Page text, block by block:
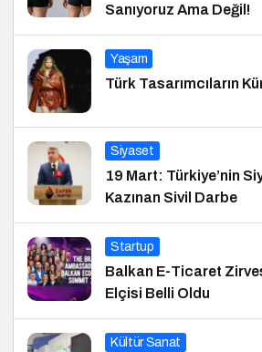
Sanıyoruz Ama Değil!
Yaşam
Türk Tasarımcıların
Siyaset
19 Mart: Türkiye’nin
Kazınan Sivil Darbe
Startup
Balkan E-Ticaret
Elçisi Belli Oldu
Kültür Sanat